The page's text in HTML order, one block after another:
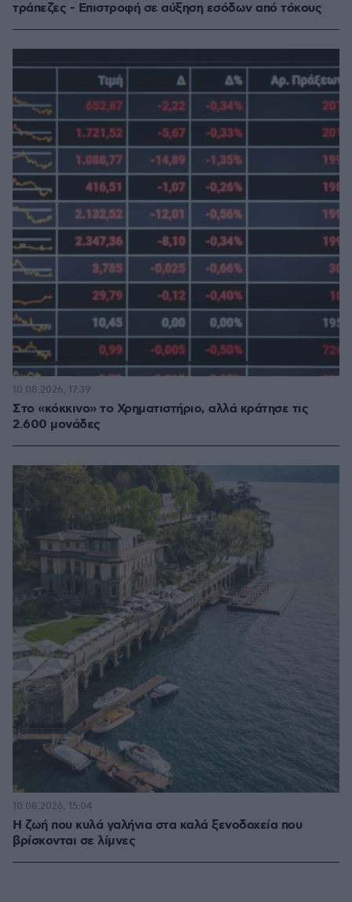
τράπεζες - Επιστροφή σε αύξηση εσόδων από τόκους
Στο «κόκκινο» το Χρηματιστήριο, αλλά κράτησε τις
2.600 μονάδες
10.08.2026, 17:39
Η ζωή που κυλά γαλήνια στα καλά ξενοδοχεία που
βρίσκονται σε λίμνες
10.08.2026, 15:04